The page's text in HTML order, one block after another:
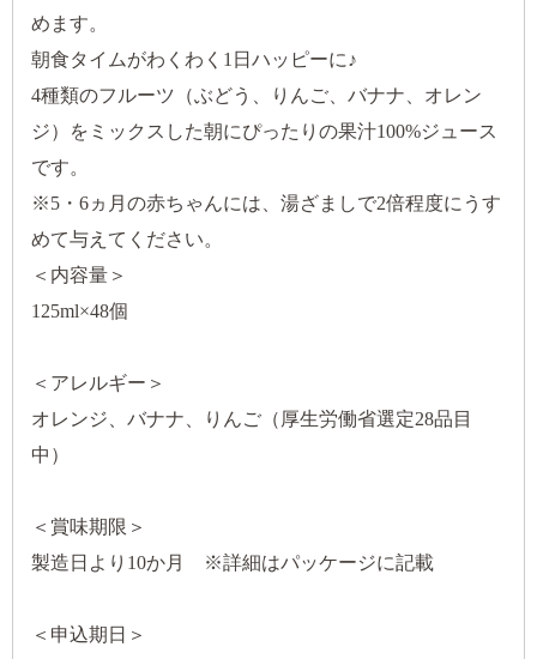
めます。
朝食タイムがわくわく1日ハッピーに♪
4種類のフルーツ（ぶどう、りんご、バナナ、オレン
ジ）をミックスした朝にぴったりの果汁100%ジュース
です。
※5・6ヵ月の赤ちゃんには、湯ざましで2倍程度にうす
めて与えてください。
＜内容量＞
125ml×48個
＜アレルギー＞
オレンジ、バナナ、りんご（厚生労働省選定28品目
中）
＜賞味期限＞
製造日より10か月 ※詳細はパッケージに記載
＜申込期日＞